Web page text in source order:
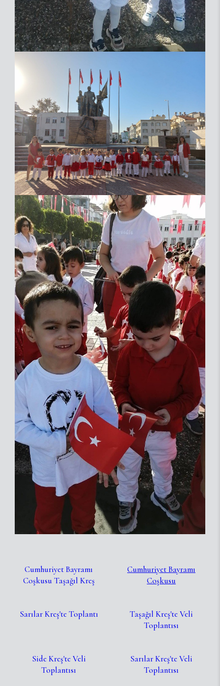
Cumhuriyet Bayramı
Coşkusu Taşağıl Kreş
Cumhuriyet Bayramı
Coşkusu
Sarılar Kreş'te Toplantı
Taşağıl Kreş'te Veli
Toplantısı
Side Kreş'te Veli
Toplantısı
Sarılar Kreş'te Veli
Toplantısı